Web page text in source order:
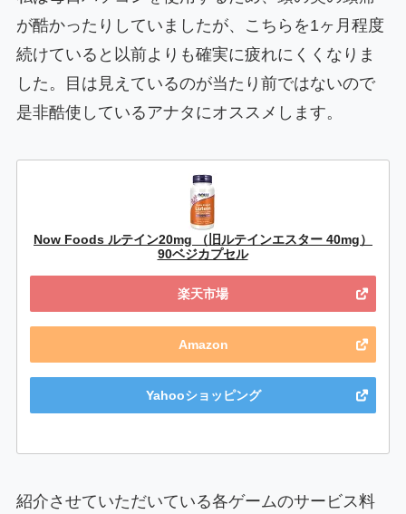
が酷かったりしていましたが、こちらを1ヶ月程度
続けていると以前よりも確実に疲れにくくなりま
した。目は見えているのが当たり前ではないので
是非酷使しているアナタにオススメします。
Now Foods ルテイン20mg （旧ルテインエスター 40mg）
90ベジカプセル
楽天市場
Amazon
Yahooショッピング
紹介させていただいている各ゲームのサービス料